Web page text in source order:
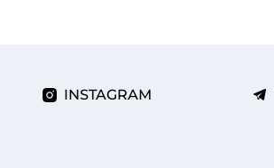
INSTAGRAM